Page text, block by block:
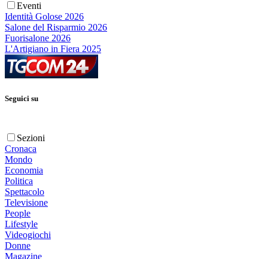
Eventi
Identità Golose 2026
Salone del Risparmio 2026
Fuorisalone 2026
L'Artigiano in Fiera 2025
Seguici su
Sezioni
Cronaca
Mondo
Economia
Politica
Spettacolo
Televisione
People
Lifestyle
Videogiochi
Donne
Magazine